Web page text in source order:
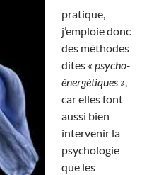
pratique,
j’emploie donc
des méthodes
dites « psycho-
énergétiques »
car elles font
aussi bien
intervenir la
psychologie
que les